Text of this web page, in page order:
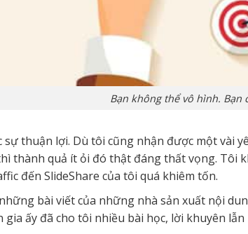
Bạn không thể vô hình. Bạn
sự thuận lợi. Dù tôi cũng nhận được một vài
thành quả ít ỏi đó thật đáng thất vọng. Tôi
đến SlideShare của tôi quá khiêm tốn.
bài viết của những nhà sản xuất nội
gia ấy đã cho tôi nhiều bài học, lời khuyên